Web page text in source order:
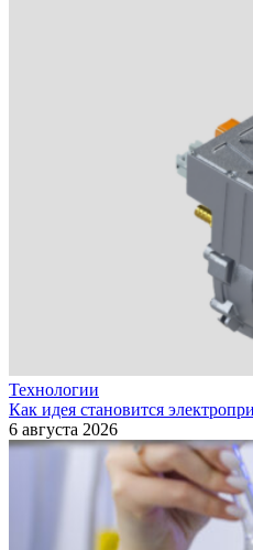
Технологии
Как идея становится
6 августа 2026